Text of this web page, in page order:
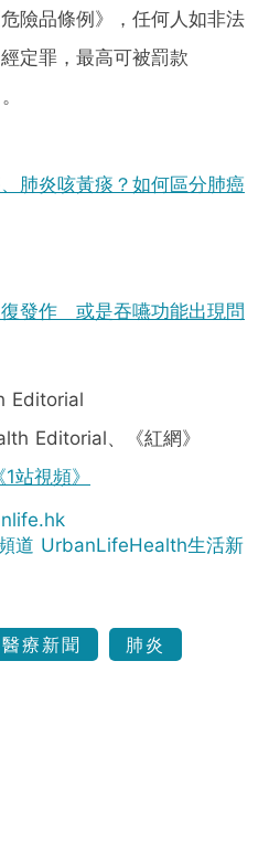
險品條例》，任何人如非法
定罪，最高可被罰款
肺炎咳黃痰？如何區分肺癌
復發作 或是吞嚥功能出現問
Editorial
Editorial、《紅網》
1站視頻》
道 UrbanLifeHealth生活新
醫療新聞 肺炎